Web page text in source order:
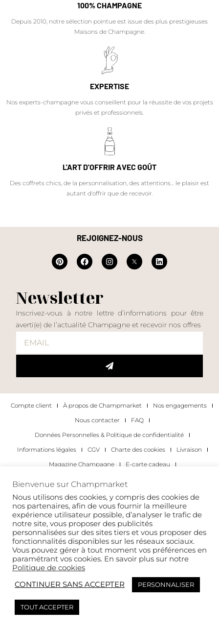
100% CHAMPAGNE
Depuis 2010, notre sélection pointue est issue des plus prestigieuses
Maisons de Champagne.
EXPERTISE
Nos experts-champagne vous conseillent pour la réussite de vos projets
privés et professionnels.
L'ART D'OFFRIR AVEC GOÛT
Des coffrets chics, de la personnalisation, des attentions… le plaisir est
autant d'offrir que de recevoir.
REJOIGNEZ-NOUS
Newsletter
Inscrivez-vous à notre lettre d’informations pour être
averti(e) de l’actualité Champagne et recevoir nos offres
Compte client À propos de Champmarket
Nos engagements
Nous contacter
FAQ
Données Personnelles & Politique de confidentialité
Informations légales
CGV Charte des cookies
Livraison
Magazine Champagne
E-carte cadeau
Les occasions pour déguster du champagne
Pour les particuliers
Pour les entreprises
Copyright 2022 © tous droits réservés. Champmarket.
Bienvenue sur Champmarket
Nous utilisons des cookies, y compris des cookies de
nos partenaires, afin de vous fournir la meilleure
expérience utilisateur possible, d’analyser le trafic de
notre site, vous proposer des publicités
personnalisées sur des sites tiers et vous proposer des
fonctionnalités disponibles sur les réseaux sociaux.
Vous pouvez gérer à tout moment vos préférences en
paramétrant vos cookies. En savoir plus sur notre
Politique de cookies
CONTINUER SANS ACCEPTER
PERSONNALISER
TOUT ACCEPTER